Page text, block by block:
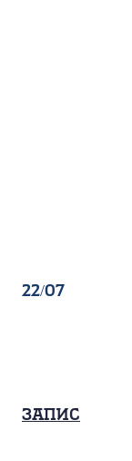
22/07
Запис